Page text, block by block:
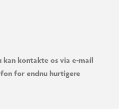
kontakte os via e-mail
for endnu hurtigere